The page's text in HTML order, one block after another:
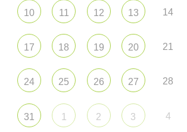
10 11 12 13 14
17 18 19 20 21
24 25 26 27 28
31 1 2 3 4